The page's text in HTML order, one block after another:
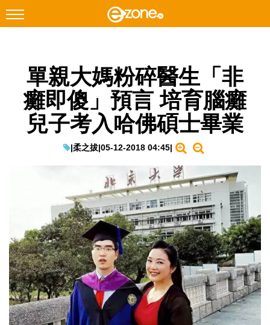
Facebook Instagram
科技焦點
網絡生活
生成式AI與雲端應用
Enterprise Digital Transformation
特集
單親大媽粉碎醫生「非
癱即傻」預言 培育腦癱
兒子考入哈佛碩士畢業
|柔之拔|05-12-2018 04:45|